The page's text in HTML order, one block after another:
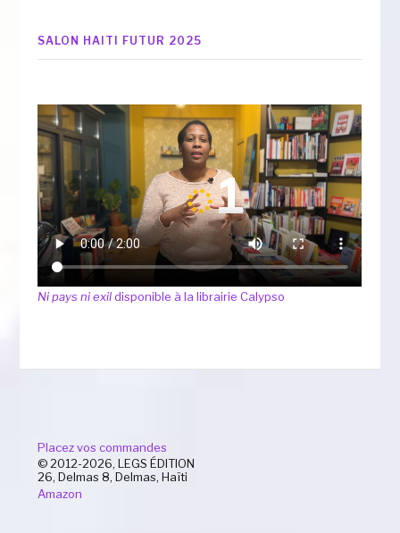
SALON HAITI FUTUR 2025
Ni pays ni exildisponible à la librairie Calypso
Placez vos commandes
© 2012-2026, LEGS ÉDITION
26, Delmas 8, Delmas, Haïti
Amazon